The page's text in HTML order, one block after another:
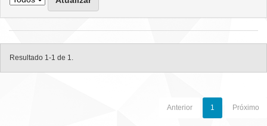
Resultado 1-1 de 1.
Anterior 1 Próximo